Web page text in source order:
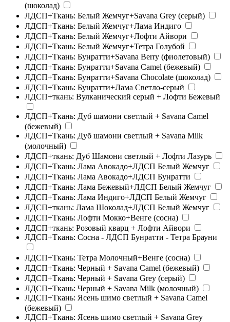
(шоколад)
ЛДСП+Ткань: Белый Жемчуг+Savana Grey (серый)
ЛДСП+Ткань: Белый Жемчуг+Лама Индиго
ЛДСП+Ткань: Белый Жемчуг+Лофти Айвори
ЛДСП+Ткань: Белый Жемчуг+Тетра Голубой
ЛДСП+Ткань: Бунратти+Savana Berry (фиолетовый)
ЛДСП+Ткань: Бунратти+Savana Camel (бежевый)
ЛДСП+Ткань: Бунратти+Savana Chocolate (шоколад)
ЛДСП+Ткань: Бунратти+Лама Светло-серый
ЛДСП+ткань: Вулканический серый + Лофти Бежевый
ЛДСП+Ткань: Дуб шамони светлый + Savana Camel
(бежевый)
ЛДСП+Ткань: Дуб шамони светлый + Savana Milk
(молочный)
ЛДСП+ткань: Дуб Шамони светлый + Лофти Лазурь
ЛДСП+Ткань: Лама Авокадо+ЛДСП Белый Жемчуг
ЛДСП+Ткань: Лама Авокадо+ЛДСП Бунратти
ЛДСП+Ткань: Лама Бежевый+ЛДСП Белый Жемчуг
ЛДСП+Ткань: Лама Индиго+ЛДСП Белый Жемчуг
ЛДСП+ткань: Лама Шоколад+ЛДСП Белый Жемчуг
ЛДСП+Ткань: Лофти Мокко+Венге (сосна)
ЛДСП+ткань: Розовый кварц + Лофти Айвори
ЛДСП+Ткань: Сосна - ЛДСП Бунратти - Тетра Брауни
ЛДСП+Ткань: Тетра Молочный+Венге (сосна)
ЛДСП+Ткань: Черный + Savana Camel (бежевый)
ЛДСП+Ткань: Черный + Savana Grey (серый)
ЛДСП+Ткань: Черный + Savana Milk (молочный)
ЛДСП+Ткань: Ясень шимо светлый + Savana Camel
(бежевый)
ЛДСП+Ткань: Ясень шимо светлый + Savana Grey